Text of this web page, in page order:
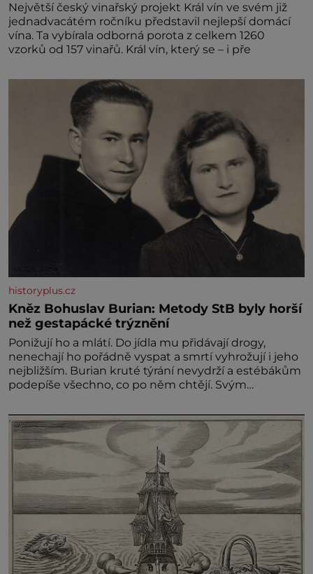
Největší český vinařský projekt Král vín ve svém již
jednadvacátém ročníku představil nejlepší domácí
vína. Ta vybírala odborná porota z celkem 1260
vzorků od 157 vinařů. Král vín, který se – i pře
historyplus.cz
Kněz Bohuslav Burian: Metody StB byly horší
než gestapácké trýznění
Ponižují ho a mlátí. Do jídla mu přidávají drogy,
nenechají ho pořádně vyspat a smrtí vyhrožují i jeho
nejbližším. Burian kruté týrání nevydrží a estébákům
podepíše všechno, co po něm chtějí. Svým
výslechů nikdo nevyvíjel fyzický ani psychický nátlak.
Syn brněnského řezníka chce být knězem a